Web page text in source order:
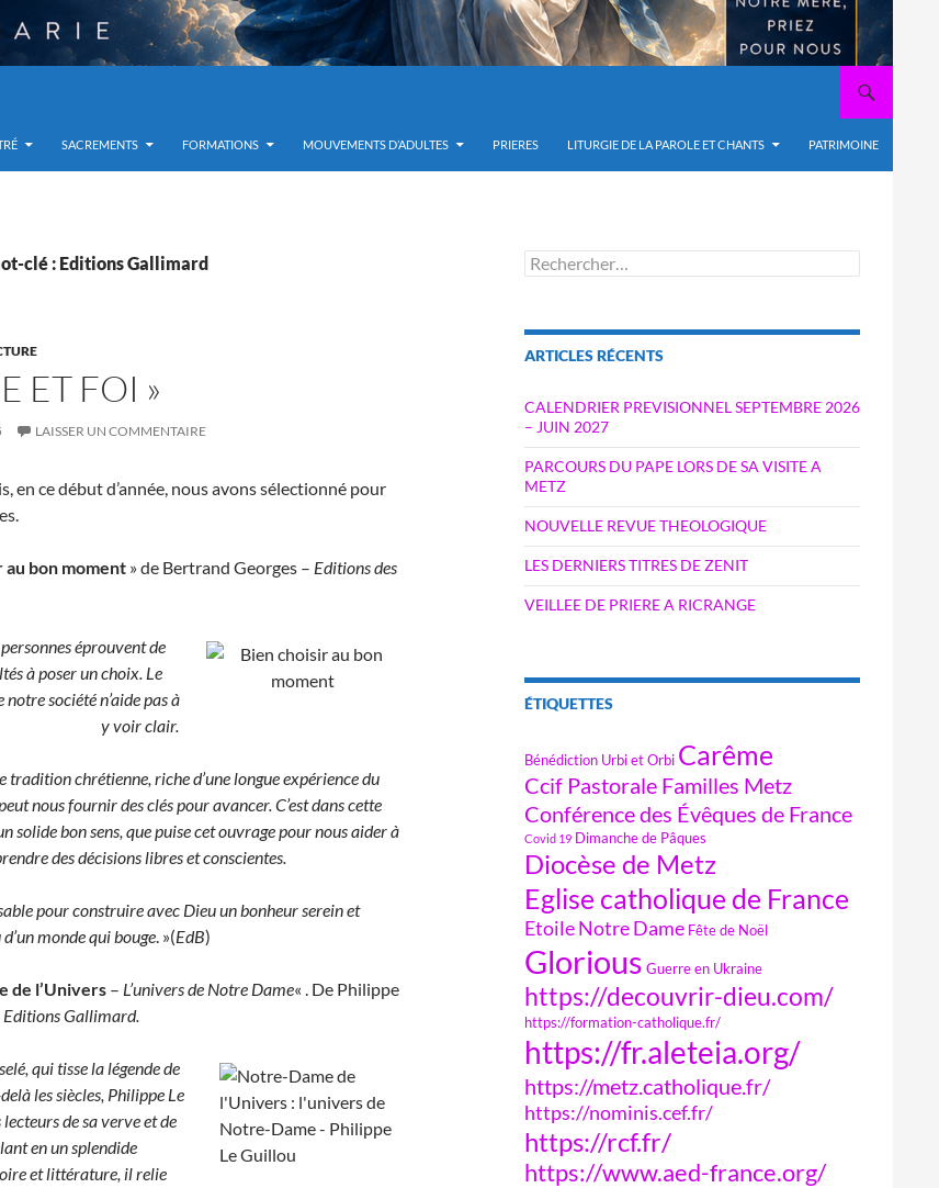
SACREMENTS FORMATIONS MOUVEMENTS D’ADULTES PRIERES LITURGIE DE LA PAROLE ET CHANTS PATRIMOINE
clé : Editions Gallimard
ET FOI »
LAISSER UN COMMENTAIRE
en ce début d’année, nous avons sélectionné pour
au bon moment » de Bertrand Georges – Editions des
éprouvent de
à poser un choix. Le
société n’aide pas à
y voir clair.
tradition chrétienne, riche d’une longue expérience du
nous fournir des clés pour avancer. C’est dans cette
solide bon sens, que puise cet ouvrage pour nous aider à
des décisions libres et conscientes.
pour construire avec Dieu un bonheur serein et
monde qui bouge. »(EdB)
de l’Univers – L’univers de Notre Dame« . De Philippe
Editions Gallimard.
qui tisse la légende de
les siècles, Philippe Le
de sa verve et de
en un splendide
et littérature, il relie
Rechercher :
ARTICLES RÉCENTS
CALENDRIER PREVISIONNEL SEPTEMBRE 2026
– JUIN 2027
PARCOURS DU PAPE LORS DE SA VISITE A
METZ
NOUVELLE REVUE THEOLOGIQUE
LES DERNIERS TITRES DE ZENIT
VEILLEE DE PRIERE A RICRANGE
ÉTIQUETTES
Bénédiction Urbi et Orbi Carême
Ccif Pastorale Familles Metz
Conférence des Évêques de France
Covid 19 Dimanche de Pâques
Diocèse de Metz
Eglise catholique de France
Etoile Notre Dame Fête de Noël
Glorious Guerre en Ukraine
https://decouvrir-dieu.com/
https://formation-catholique.fr/
https://fr.aleteia.org/
https://metz.catholique.fr/
https://nominis.cef.fr/
https://rcf.fr/
https://www.aed-france.org/